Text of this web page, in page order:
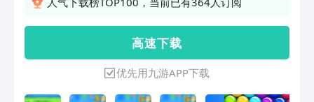
大难度选择，从容易到大师 4、玩法简
单易懂，立即上手不是问题！ 5、支持
QQ、微信、短信、邮件分享功能. 乐游
连线由简单到困难，让你欲罢不能哦！
高 速 下 载
优先用九游APP下载